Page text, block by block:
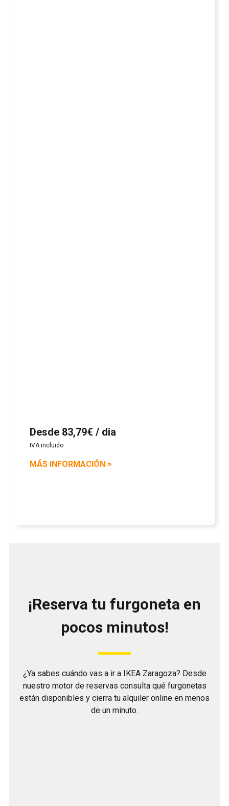
Desde 83,79€ / dia
IVA incluido
MÁS INFORMACIÓN >
¡Reserva tu furgoneta en
pocos minutos!
¿Ya sabes cuándo vas a ir a IKEA Zaragoza? Desde
nuestro motor de reservas consulta qué furgonetas
están disponibles y cierra tu alquiler online en menos
de un minuto.